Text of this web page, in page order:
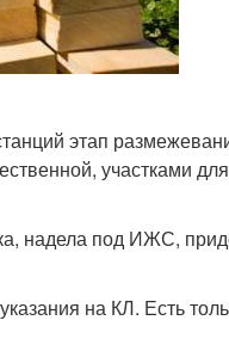
этап
участками
надела под ИЖС,
на КЛ. Есть